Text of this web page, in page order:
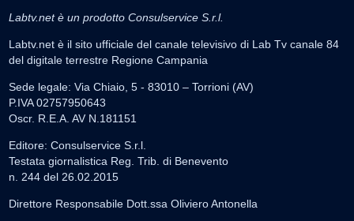
Labtv.net è un prodotto Consulservice S.r.l.
Labtv.net è il sito ufficiale del canale televisivo di Lab Tv canale 84
del digitale terrestre Regione Campania
Sede legale: Via Chiaio, 5 - 83010 – Torrioni (AV)
P.IVA 02757950643
Oscr. R.E.A. AV N.181151
Editore: Consulservice S.r.l.
Testata giornalistica Reg. Trib. di Benevento
n. 244 del 26.02.2015
Direttore Responsabile Dott.ssa Oliviero Antonella